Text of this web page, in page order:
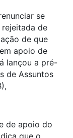
se
de
de que
apoio de
lançou a pré-
de Assuntos
de apoio do
que o